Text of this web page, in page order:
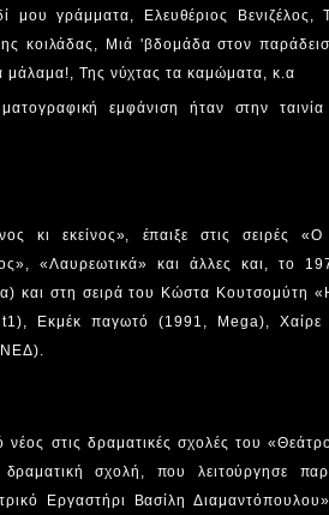
μου γράμματα, Ελευθέριος
κοιλάδας, Μιά 'βδομάδα στον
μάλαμα!, Της νύχτας τα καμώματα, κ.α
εμφάνιση ήταν στην
κι εκείνος», έπαιξε στις σειρές
«Λαυρεωτικά» και άλλες και, το
και στη σειρά του Κώστα Κουτσομύτη
Εκμέκ παγωτό (1991, Mega),
νέος στις δραματικές σχολές του
δραματική σχολή, που λειτούργησε
Εργαστήρι Βασίλη